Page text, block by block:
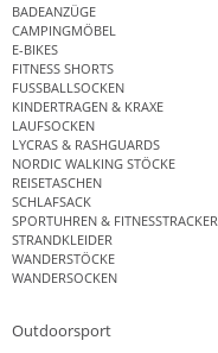
BADEANZÜGE
CAMPINGMÖBEL
E-BIKES
FITNESS SHORTS
FUSSBALLSOCKEN
KINDERTRAGEN & KRAXE
LAUFSOCKEN
LYCRAS & RASHGUARDS
NORDIC WALKING STÖCKE
REISETASCHEN
SCHLAFSACK
SPORTUHREN & FITNESSTRACKER
STRANDKLEIDER
WANDERSTÖCKE
WANDERSOCKEN
Outdoorsport